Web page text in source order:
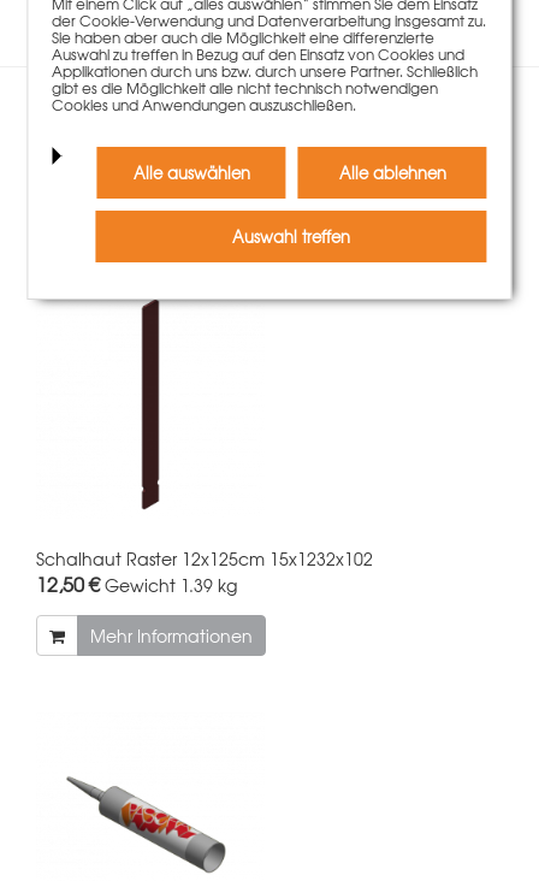
Kunden, die diesen Artikel
gekauft haben, kauften
auch
Schalhaut Raster 12x125cm 15x1232x102
12,50 €Gewicht 1.39 kg
Mehr Informationen
der Cookie-Verwendung und Datenverarbeitung insgesamt zu.
Sie haben aber auch die Möglichkeit eine differenzierte
Auswahl zu treffen in Bezug auf den Einsatz von Cookies und
Applikationen durch uns bzw. durch unsere Partner. Schließlich
gibt es die Möglichkeit alle nicht technisch notwendigen
Cookies und Anwendungen auszuschließen.
Alle auswählen Alle ablehnen
Auswahl treffen